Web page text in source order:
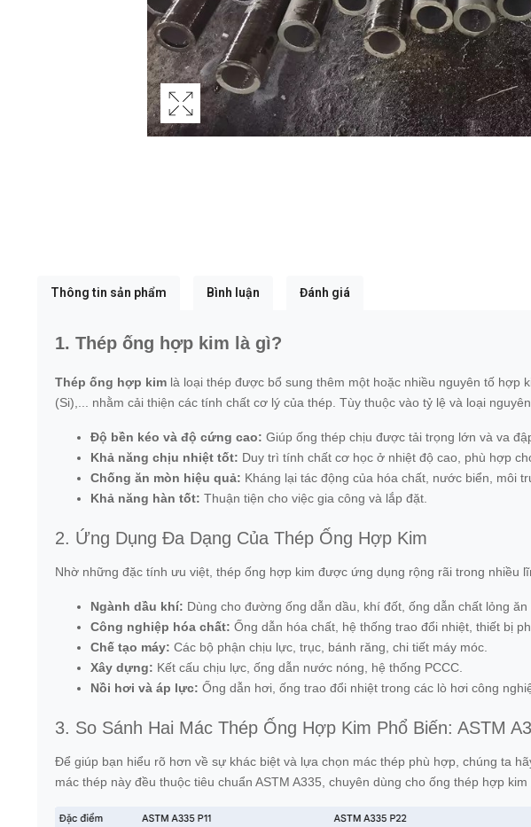
Thông tin sản phẩm Bình luận Đánh giá
1. Thép ống hợp kim là gì?
Thép ống hợp kim là loại thép được bổ sung thêm một hoặc nhiều nguyên tố hợp
(Si),... nhằm cải thiện các tính chất cơ lý của thép. Tùy thuộc vào tỷ lệ và loại
Độ bền kéo và độ cứng cao: Giúp ống thép chịu được tải trọng lớn và va
Khả năng chịu nhiệt tốt: Duy trì tính chất cơ học ở nhiệt độ cao, phù hợp
Chống ăn mòn hiệu quả: Kháng lại tác động của hóa chất, nước biển, môi
Khả năng hàn tốt: Thuận tiện cho việc gia công và lắp đặt.
2. Ứng Dụng Đa Dạng Của Thép Ống Hợp Kim
Nhờ những đặc tính ưu việt, thép ống hợp kim được ứng dụng rộng rãi trong nhiều
Ngành dầu khí: Dùng cho đường ống dẫn dầu, khí đốt, ống dẫn chất lỏng
Công nghiệp hóa chất: Ống dẫn hóa chất, hệ thống trao đổi nhiệt, thiết bị
Chế tạo máy: Các bộ phận chịu lực, trục, bánh răng, chi tiết máy móc.
Xây dựng: Kết cấu chịu lực, ống dẫn nước nóng, hệ thống PCCC.
Nồi hơi và áp lực: Ống dẫn hơi, ống trao đổi nhiệt trong các lò hơi công
3. So Sánh Hai Mác Thép Ống Hợp Kim Phổ Biến: ASTM
Để giúp bạn hiểu rõ hơn về sự khác biệt và lựa chọn mác thép phù hợp, chúng ta
mác thép này đều thuộc tiêu chuẩn ASTM A335, chuyên dùng cho ống thép hợp